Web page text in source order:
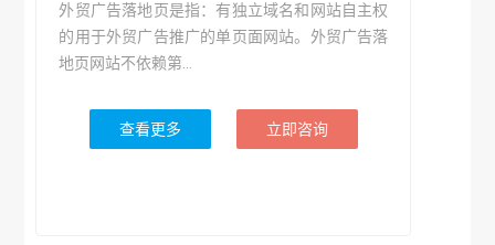
外贸广告落地页是指：有独立域名和网站自主权
的用于外贸广告推广的单页面网站。外贸广告落
地页网站不依赖第...
查看更多 立即咨询